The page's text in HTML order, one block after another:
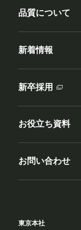
品質について
新着情報
新卒採用
お役立ち資料
お問い合わせ
東京本社